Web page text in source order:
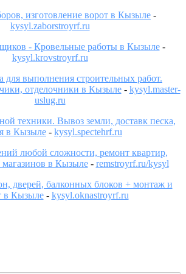
изготовление ворот в Кызыле -
kysyl.zaborstroyrf.ru
- Кровельные работы в Кызыле-
kysyl.krovstroyrf.ru
для выполнения строительных работ.
отделочники в Кызыле- kysyl.master-
uslug.ru
техники. Вывоз земли, доставк песка,
в Кызыле - kysyl.spectehrf.ru
любой сложности, ремонт квартир,
в Кызыле- remstroyrf.ru/kysyl
дверей, балконных блоков + монтаж и
в Кызыле- kysyl.oknastroyrf.ru